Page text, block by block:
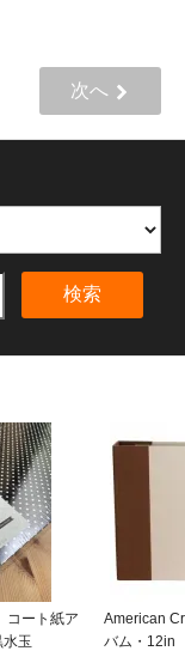
次へ
検索
ート紙ア
水玉
American
バム・